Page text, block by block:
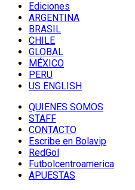
Ediciones
ARGENTINA
BRASIL
CHILE
GLOBAL
MÉXICO
PERU
US ENGLISH
QUIENES SOMOS
STAFF
CONTACTO
Escribe en Bolavip
RedGol
Futbolcentroamerica
APUESTAS